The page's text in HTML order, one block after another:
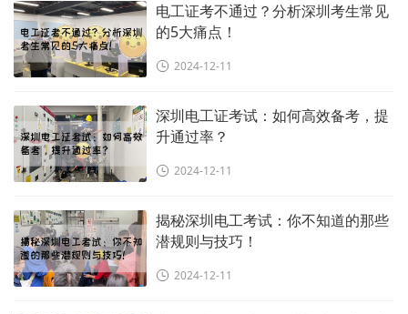
电工证考不通过？分析深圳考生常见
的5大痛点！
2024-12-11
深圳电工证考试：如何高效备考，提
升通过率？
2024-12-11
揭秘深圳电工考试：你不知道的那些
潜规则与技巧！
2024-12-11